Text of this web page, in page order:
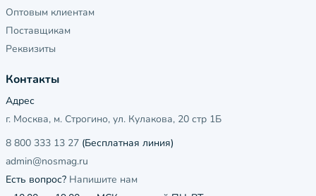
Оптовым клиентам
Поставщикам
Реквизиты
Контакты
Адрес
г. Москва, м. Строгино, ул. Кулакова, 20 стр 1Б
8 800 333 13 27 (Бесплатная линия)
admin@nosmag.ru
Есть вопрос? Напишите нам